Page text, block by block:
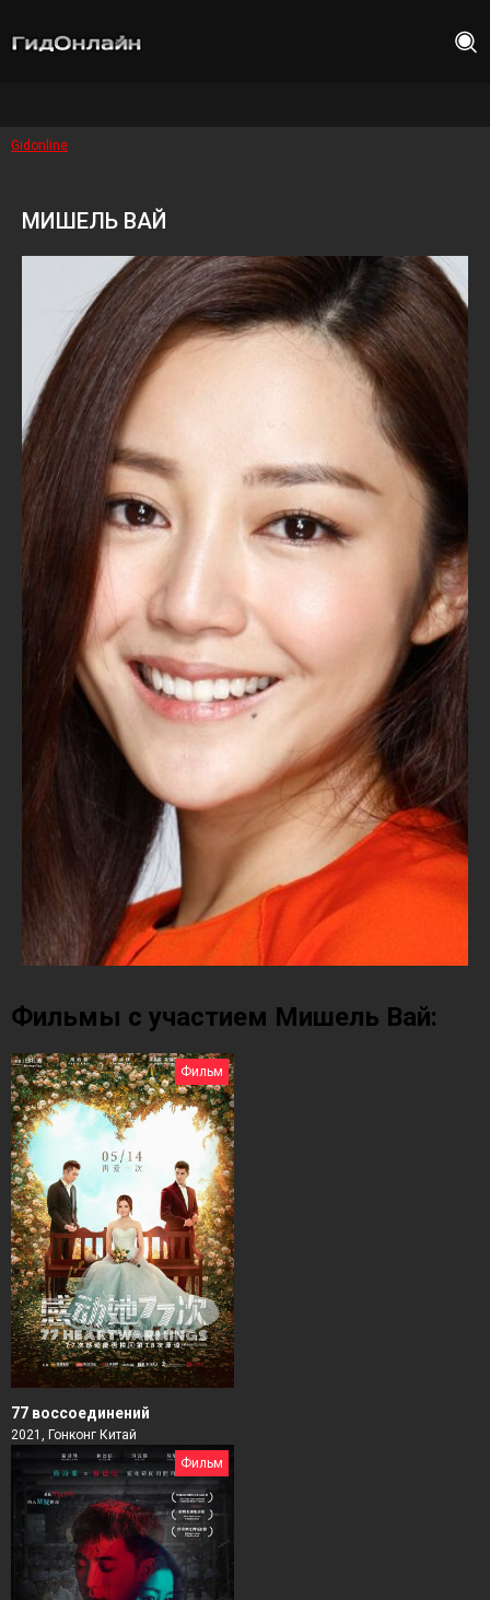
Gidonline
МИШЕЛЬ ВАЙ
Фильмы с участием Мишель Вай:
Фильм
77 воссоединений
2021, Гонконг Китай
Фильм